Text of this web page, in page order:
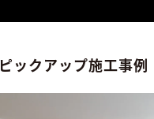
ピックアップ施工事例